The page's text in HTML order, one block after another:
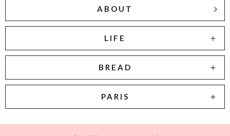
ABOUT
LIFE
BREAD
PARIS